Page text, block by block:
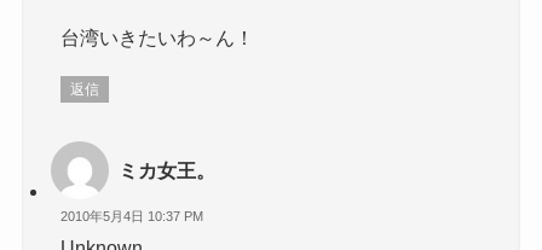
台湾いきたいわ～ん！
返信
ミカ女王。
2010年5月4日 10:37 PM